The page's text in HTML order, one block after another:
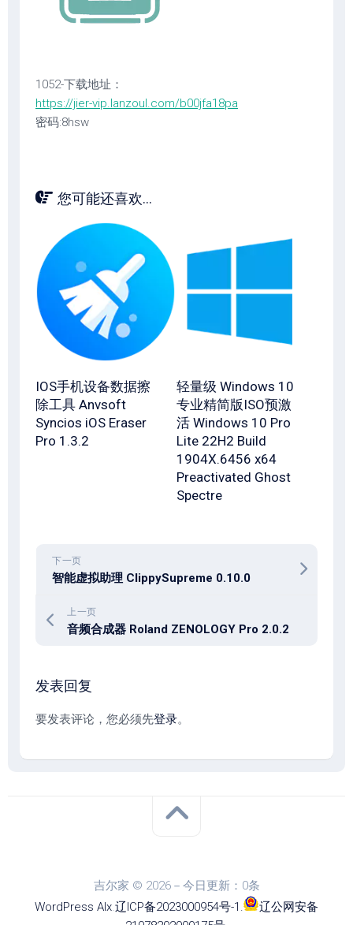
1052-下载地址：
https://jier-vip.lanzoul.com/b00jfa18pa
密码:8hsw
您可能还喜欢...
IOS手机设备数据擦
除工具 Anvsoft
Syncios iOS Eraser
Pro 1.3.2
轻量级 Windows 10
专业精简版ISO预激
活 Windows 10 Pro
Lite 22H2 Build
1904X.6456 x64
Preactivated Ghost
Spectre
下一页
智能虚拟助理 ClippySupreme 0.10.0
上一页
音频合成器 Roland ZENOLOGY Pro 2.0.2
发表回复
要发表评论，您必须先登录。
吉尔家 © 2026－今日更新：0条
WordPress Alx.辽ICP备2023000954号-1 .
辽公网安备